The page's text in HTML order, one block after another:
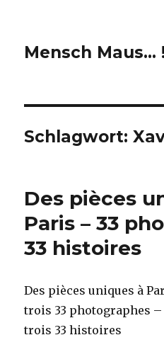
Mensch Maus… !
Schlagwort:
Des pièces
Paris – 33
33 histoires
Des pièces uniques à
trois 33 photographes
trois 33 histoires